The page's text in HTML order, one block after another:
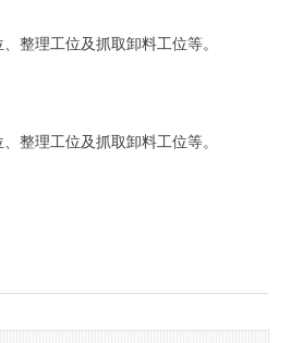
整理工位及抓取卸料工位等。
整理工位及抓取卸料工位等。